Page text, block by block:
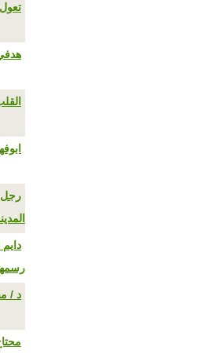
ابوفهد
د /